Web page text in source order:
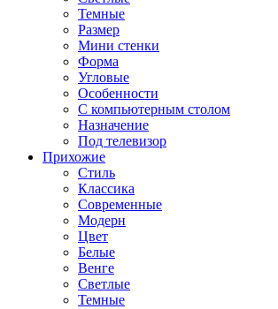
Темные
Размер
Мини стенки
Форма
Угловые
Особенности
С компьютерным столом
Назначение
Под телевизор
Прихожие
Стиль
Классика
Современные
Модерн
Цвет
Белые
Венге
Светлые
Темные